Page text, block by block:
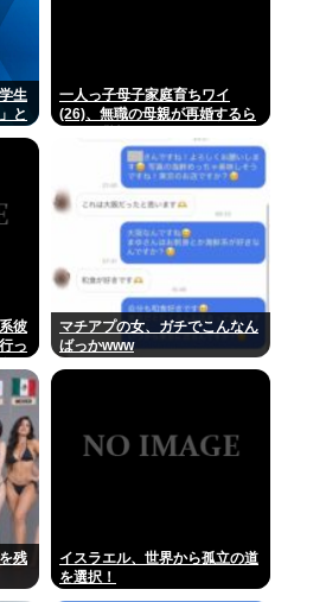
生
と
一人っ子母子家庭育ちワイ
(26)、無職の母親が再婚するら
彼
っ
マチアプの女、ガチでこんなん
ばっかwww
残
イスラエル、世界から孤立の道
を選択！